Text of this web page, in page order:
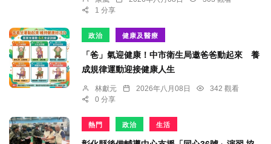
1 分享
政治 健康及醫療
「爸」氣迎健康！中市衛生局邀爸爸動起來 養
成規律運動迎接健康人生
林獻元 2026年八月08日
342 觀看
0 分享
熱門 政治 生活